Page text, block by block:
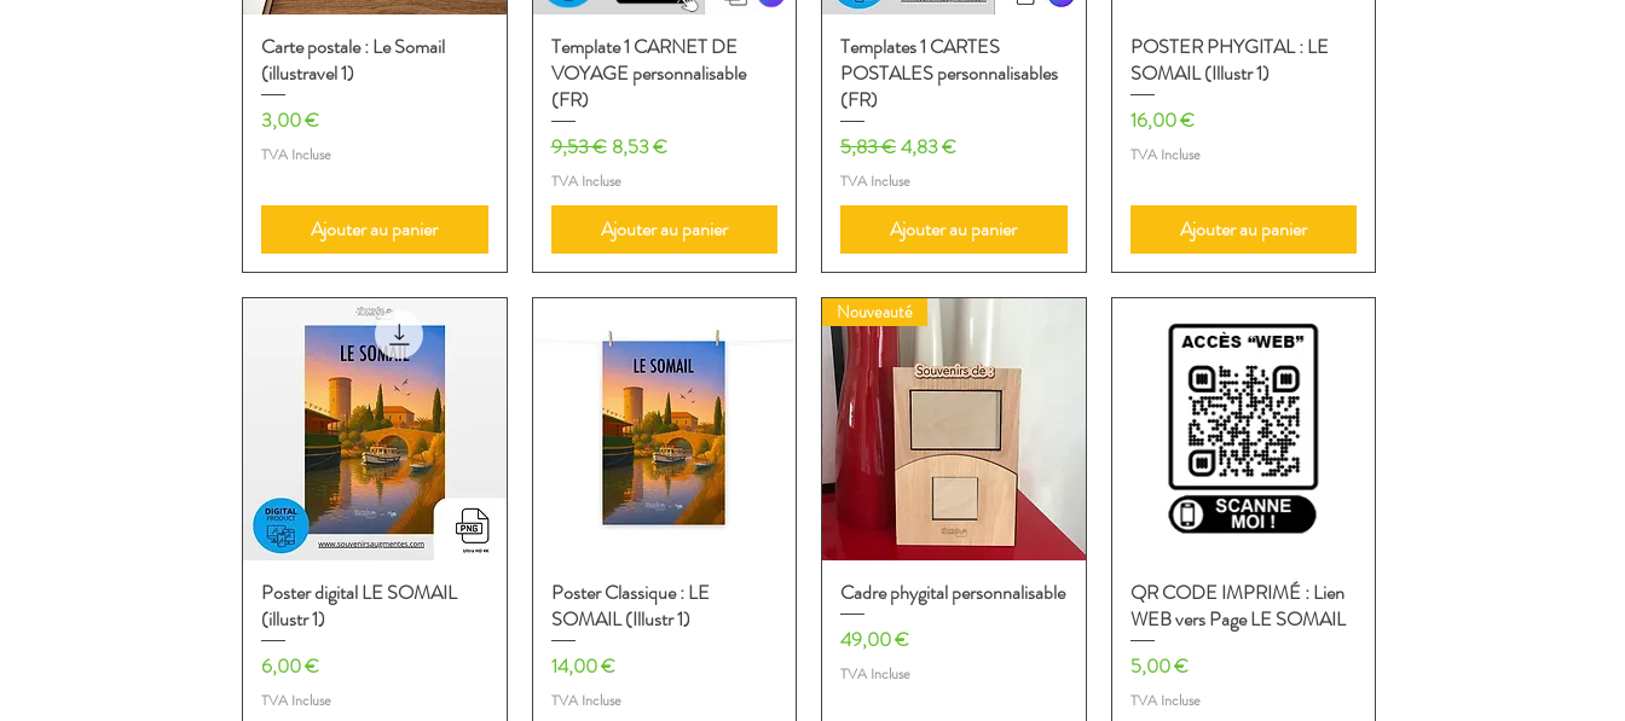
Aperçu rapide
Carte postale : Le Somail
(illustravel 1)
Prix
3,00 €
TVA Incluse
Ajouter au panier
Aperçu rapide
Template 1 CARNET DE
VOYAGE personnalisable
(FR)
Prix original
9,53 € Prix promotionnel
8,53 €
TVA Incluse
Ajouter au panier
Aperçu rapide
Templates 1 CARTES
POSTALES personnalisables
(FR)
Prix original
5,83 €Prix promotionnel
4,83 €
TVA Incluse
Ajouter au panier
Aperçu rapide
POSTER PHYGITAL : LE
SOMAIL (Illustr 1)
Prix
16,00 €
TVA Incluse
Ajouter au panier
Aperçu rapide
Poster digital LE SOMAIL
(illustr 1)
Prix
6,00 €
TVA Incluse
Aperçu rapide
Poster Classique : LE
SOMAIL (Illustr 1)
Prix
14,00 €
TVA Incluse
Aperçu rapide
Nouveauté
Cadre phygital personnalisable
Prix
49,00 €
TVA Incluse
Aperçu rapide
QR CODE IMPRIMÉ : Lien
WEB vers Page LE SOMAIL
Prix
5,00 €
TVA Incluse